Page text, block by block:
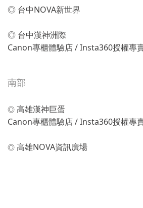
◎ 台中NOVA新世界
◎ 台中漢神洲際
Canon專櫃體驗店 / Insta360授權專
南部
◎ 高雄漢神巨蛋
Canon專櫃體驗店 / Insta360授權專
◎ 高雄NOVA資訊廣場